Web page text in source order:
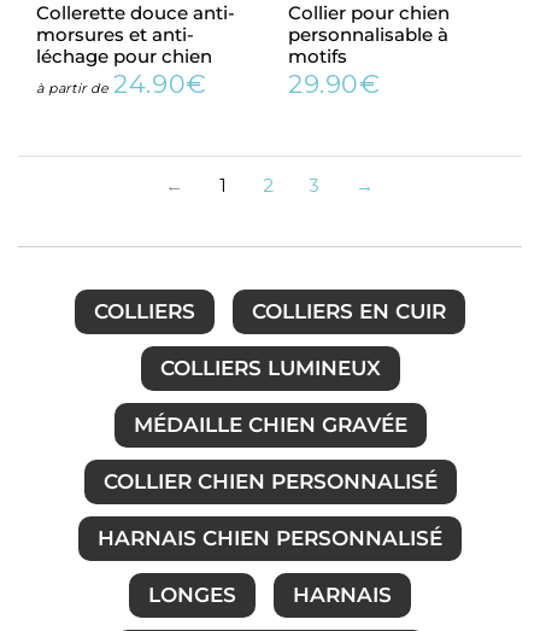
Collerette douce anti-
morsures et anti-
léchage pour chien
à partir de Prix
24.90€
Collier pour chien
personnalisable à
motifs
Prix
29.90€
← 1 2 3 →
COLLIERS COLLIERS EN CUIR
COLLIERS LUMINEUX
MÉDAILLE CHIEN GRAVÉE
COLLIER CHIEN PERSONNALISÉ
HARNAIS CHIEN PERSONNALISÉ
LONGES HARNAIS